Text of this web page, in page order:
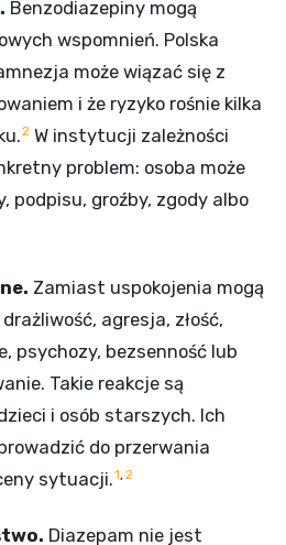
Benzodiazepiny mogą
wspomnień. Polska
może wiązać się z
i że ryzyko rośnie kilka
2W instytucji zależności
problem: osoba może
podpisu, groźby, zgody albo
Zamiast uspokojenia mogą
agresja, złość,
psychozy, bezsenność lub
Takie reakcje są
i osób starszych. Ich
do przerwania
sytuacji.1, 2
Diazepam nie jest